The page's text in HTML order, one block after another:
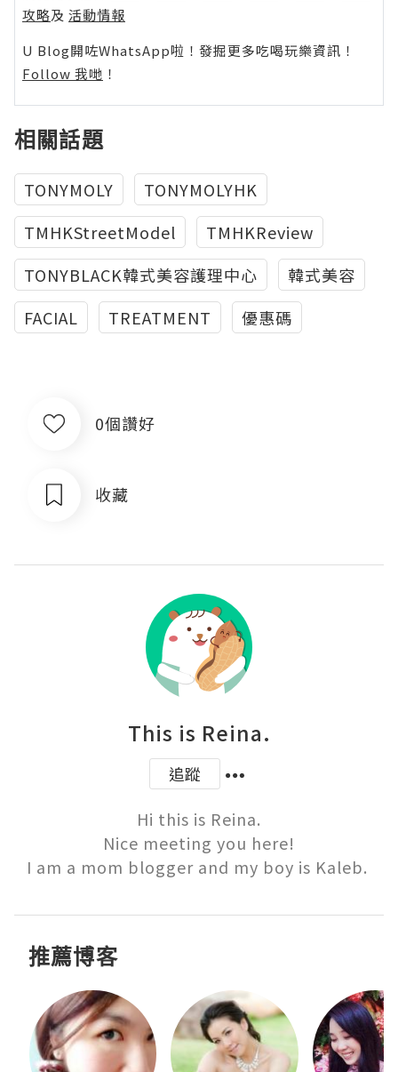
攻略及 活動情報
U Blog開咗WhatsApp啦！發掘更多吃喝玩樂資訊！
Follow 我哋 ！
相關話題
TONYMOLY
TONYMOLYHK
TMHKStreetModel
TMHKReview
TONYBLACK韓式美容護理中心
韓式美容
FACIAL
TREATMENT 優惠碼
0個讚好
收藏
This is Reina.
追蹤
Hi this is Reina.
Nice meeting you here!
推薦博客